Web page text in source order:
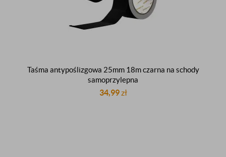
Taśma antypoślizgowa 25mm 18m czarna na schody
samoprzylepna
34,99zł